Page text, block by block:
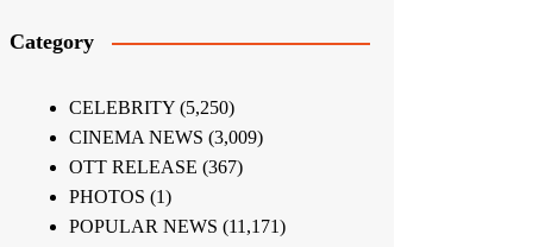
Category
CELEBRITY(5,250)
CINEMA NEWS (3,009)
OTT RELEASE (367)
PHOTOS (1)
POPULAR NEWS (11,171)